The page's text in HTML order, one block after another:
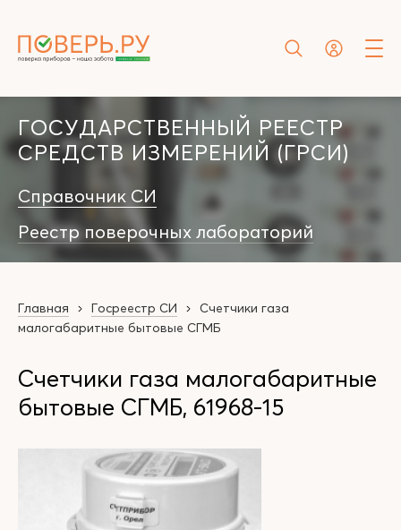
ГОСУДАРСТВЕННЫЙ РЕЕСТР
СРЕДСТВ ИЗМЕРЕНИЙ (ГРСИ)
Справочник СИ
Реестр поверочных лабораторий
Главная Госреестр СИ
Счетчики газа
малогабаритные бытовые СГМБ
Счетчики газа малогабаритные
бытовые СГМБ, 61968-15